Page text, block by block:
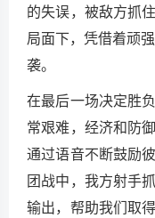
的失误，被敌方抓
局面下，凭借着顽
袭。
在最后一场决定胜
常艰难，经济和防
通过语音不断鼓励
团战中，我方射手
输出，帮助我们取